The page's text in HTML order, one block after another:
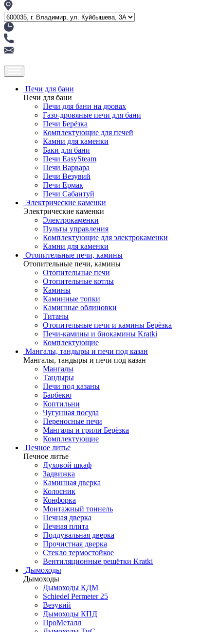
Печи для бани
Печи для бани
Печи для бани на дровах
Газо-дровяные печи для бани
Печи Берёзка
Комплектующие для печей
Камни для каменки
Баки для бани
Печи EasySteam
Печи Варвара
Печи Везувий
Печи Ермак
Печи Сабантуй
Электрические каменки
Электрические каменки
Электрокаменки
Пульты управления
Комплектующие для электрокаменки
Камни для каменки
Отопительные печи, камины
Отопительные печи, камины
Отопительные печи
Отопительные котлы
Камины
Каминные топки
Каминные облицовки
Титаны
Отопительные печи и камины Берёзка
Печи-камины и биокамины Kratki
Комплектующие
Мангалы, тандыры и печи под казан
Мангалы, тандыры и печи под казан
Мангалы
Тандыры
Печи под казаны
Барбекю
Коптильни
Чугунная посуда
Переносные печи
Мангалы и грили Берёзка
Комплектующие
Печное литье
Печное литье
Духовой шкаф
Задвижка
Каминная дверка
Колосник
Конфорка
Монтажный тоннель
Печная дверка
Печная плита
Поддувальная дверка
Прочистная дверка
Стекло термостойкое
Вентиляционные решётки Kratki
Дымоходы
Дымоходы
Дымоходы КДМ
Schiedel Permeter 25
Везувий
Дымоходы КПД
ПроМеталл